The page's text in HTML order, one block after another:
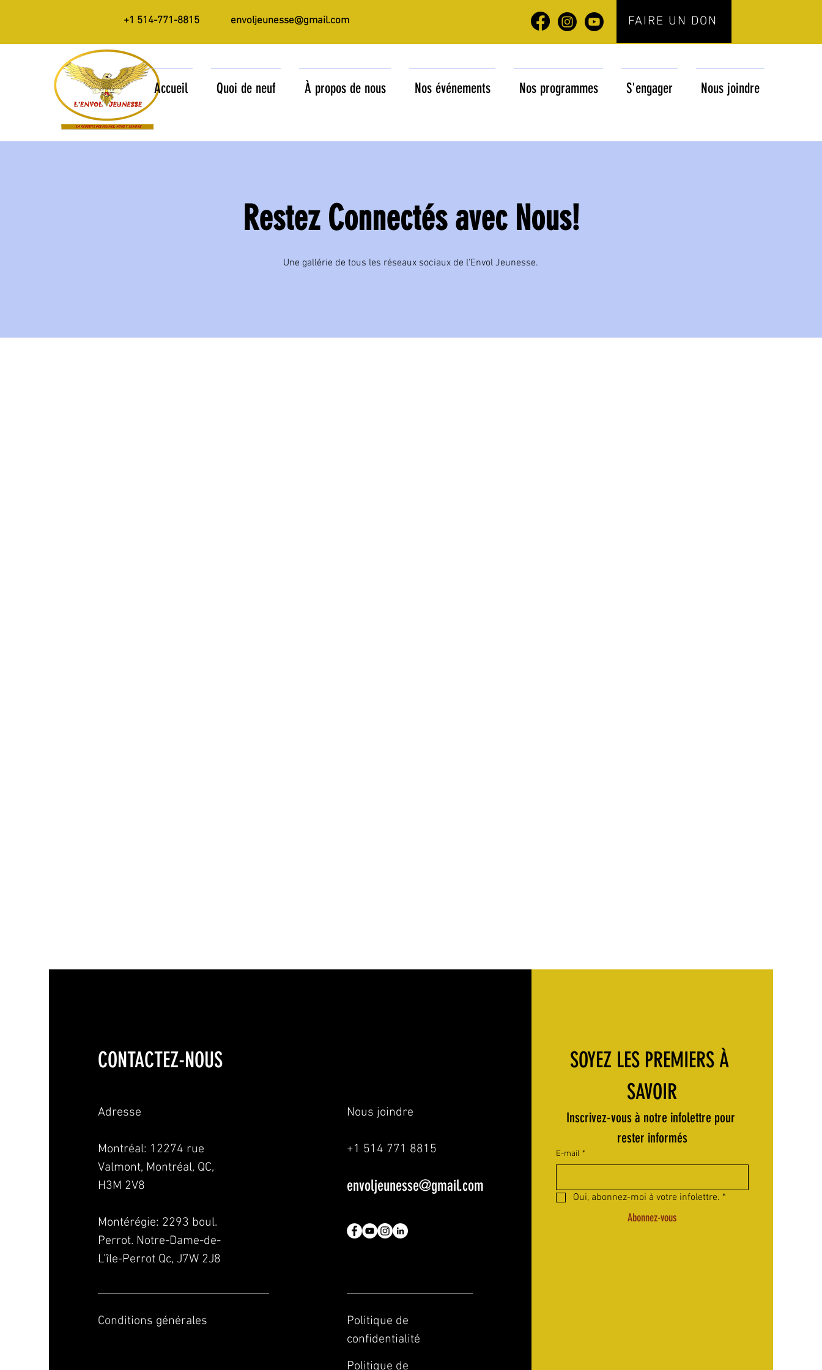
+1 514-771-8815 envoljeunesse@gmail.com FAIRE UN DON
Accueil Quoi de neuf À propos de nous Nos événements Nos programmes S'engager Nous joindre
Restez Connectés avec Nous!
Une gallérie de tous les réseaux sociaux de l'Envol Jeunesse.
CONTACTEZ-NOUS
Adresse
Montréal: 12274 rue
Valmont, Montréal, QC,
H3M 2V8
Montérégie: 2293 boul.
Perrot. Notre-Dame-de-
L'île-Perrot Qc, J7W 2J8
Conditions générales
Nous joindre
+1 514 771 8815
envoljeunesse@gmail.com
Politique de
confidentialité
Politique de
SOYEZ LES PREMIERS À
SAVOIR
Inscrivez-vous à notre infolettre pour
rester informés
E-mail *
Oui, abonnez-moi à votre infolettre. *
Abonnez-vous